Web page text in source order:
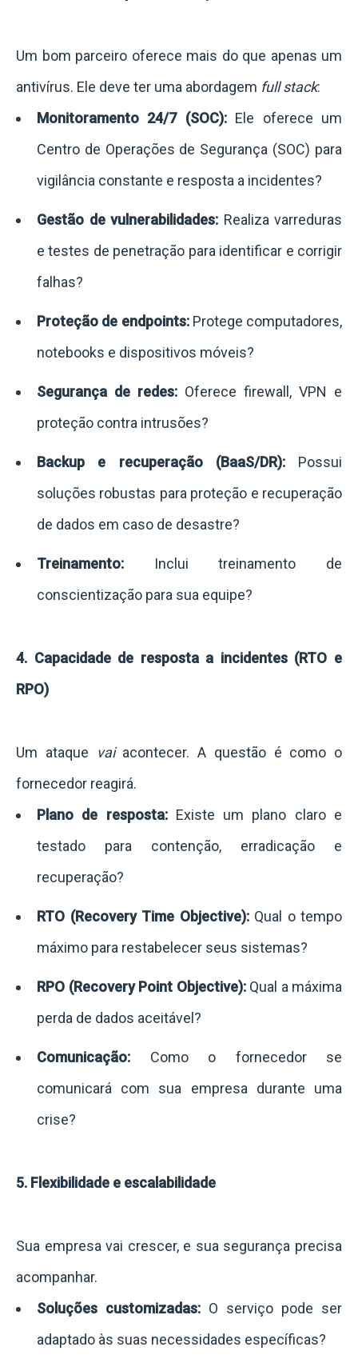
Um bom parceiro oferece mais do que apenas um
antivírus. Ele deve ter uma abordagem full stack:
Monitoramento 24/7 (SOC):Ele oferece um
Centro de Operações de Segurança (SOC) para
vigilância constante e resposta a incidentes?
Gestão de vulnerabilidades: Realiza varreduras
e testes de penetração para identificar e corrigir
falhas?
Proteção de endpoints:Protege computadores,
notebooks e dispositivos móveis?
Segurança de redes: Oferece firewall, VPN e
proteção contra intrusões?
Backup e recuperação (BaaS/DR):Possui
soluções robustas para proteção e recuperação
de dados em caso de desastre?
Treinamento: Inclui treinamento de
conscientização para sua equipe?
4. Capacidade de resposta a incidentes (RTO e
RPO)
Um ataque vaiacontecer. A questão é como o
fornecedor reagirá.
Plano de resposta:Existe um plano claro e
testado para contenção, erradicação e
recuperação?
RTO (Recovery Time Objective):Qual o tempo
máximo para restabelecer seus sistemas?
RPO (Recovery Point Objective):Qual a máxima
perda de dados aceitável?
Comunicação: Como o fornecedor se
comunicará com sua empresa durante uma
crise?
5. Flexibilidade e escalabilidade
Sua empresa vai crescer, e sua segurança precisa
acompanhar.
Soluções customizadas: O serviço pode ser
adaptado às suas necessidades específicas?